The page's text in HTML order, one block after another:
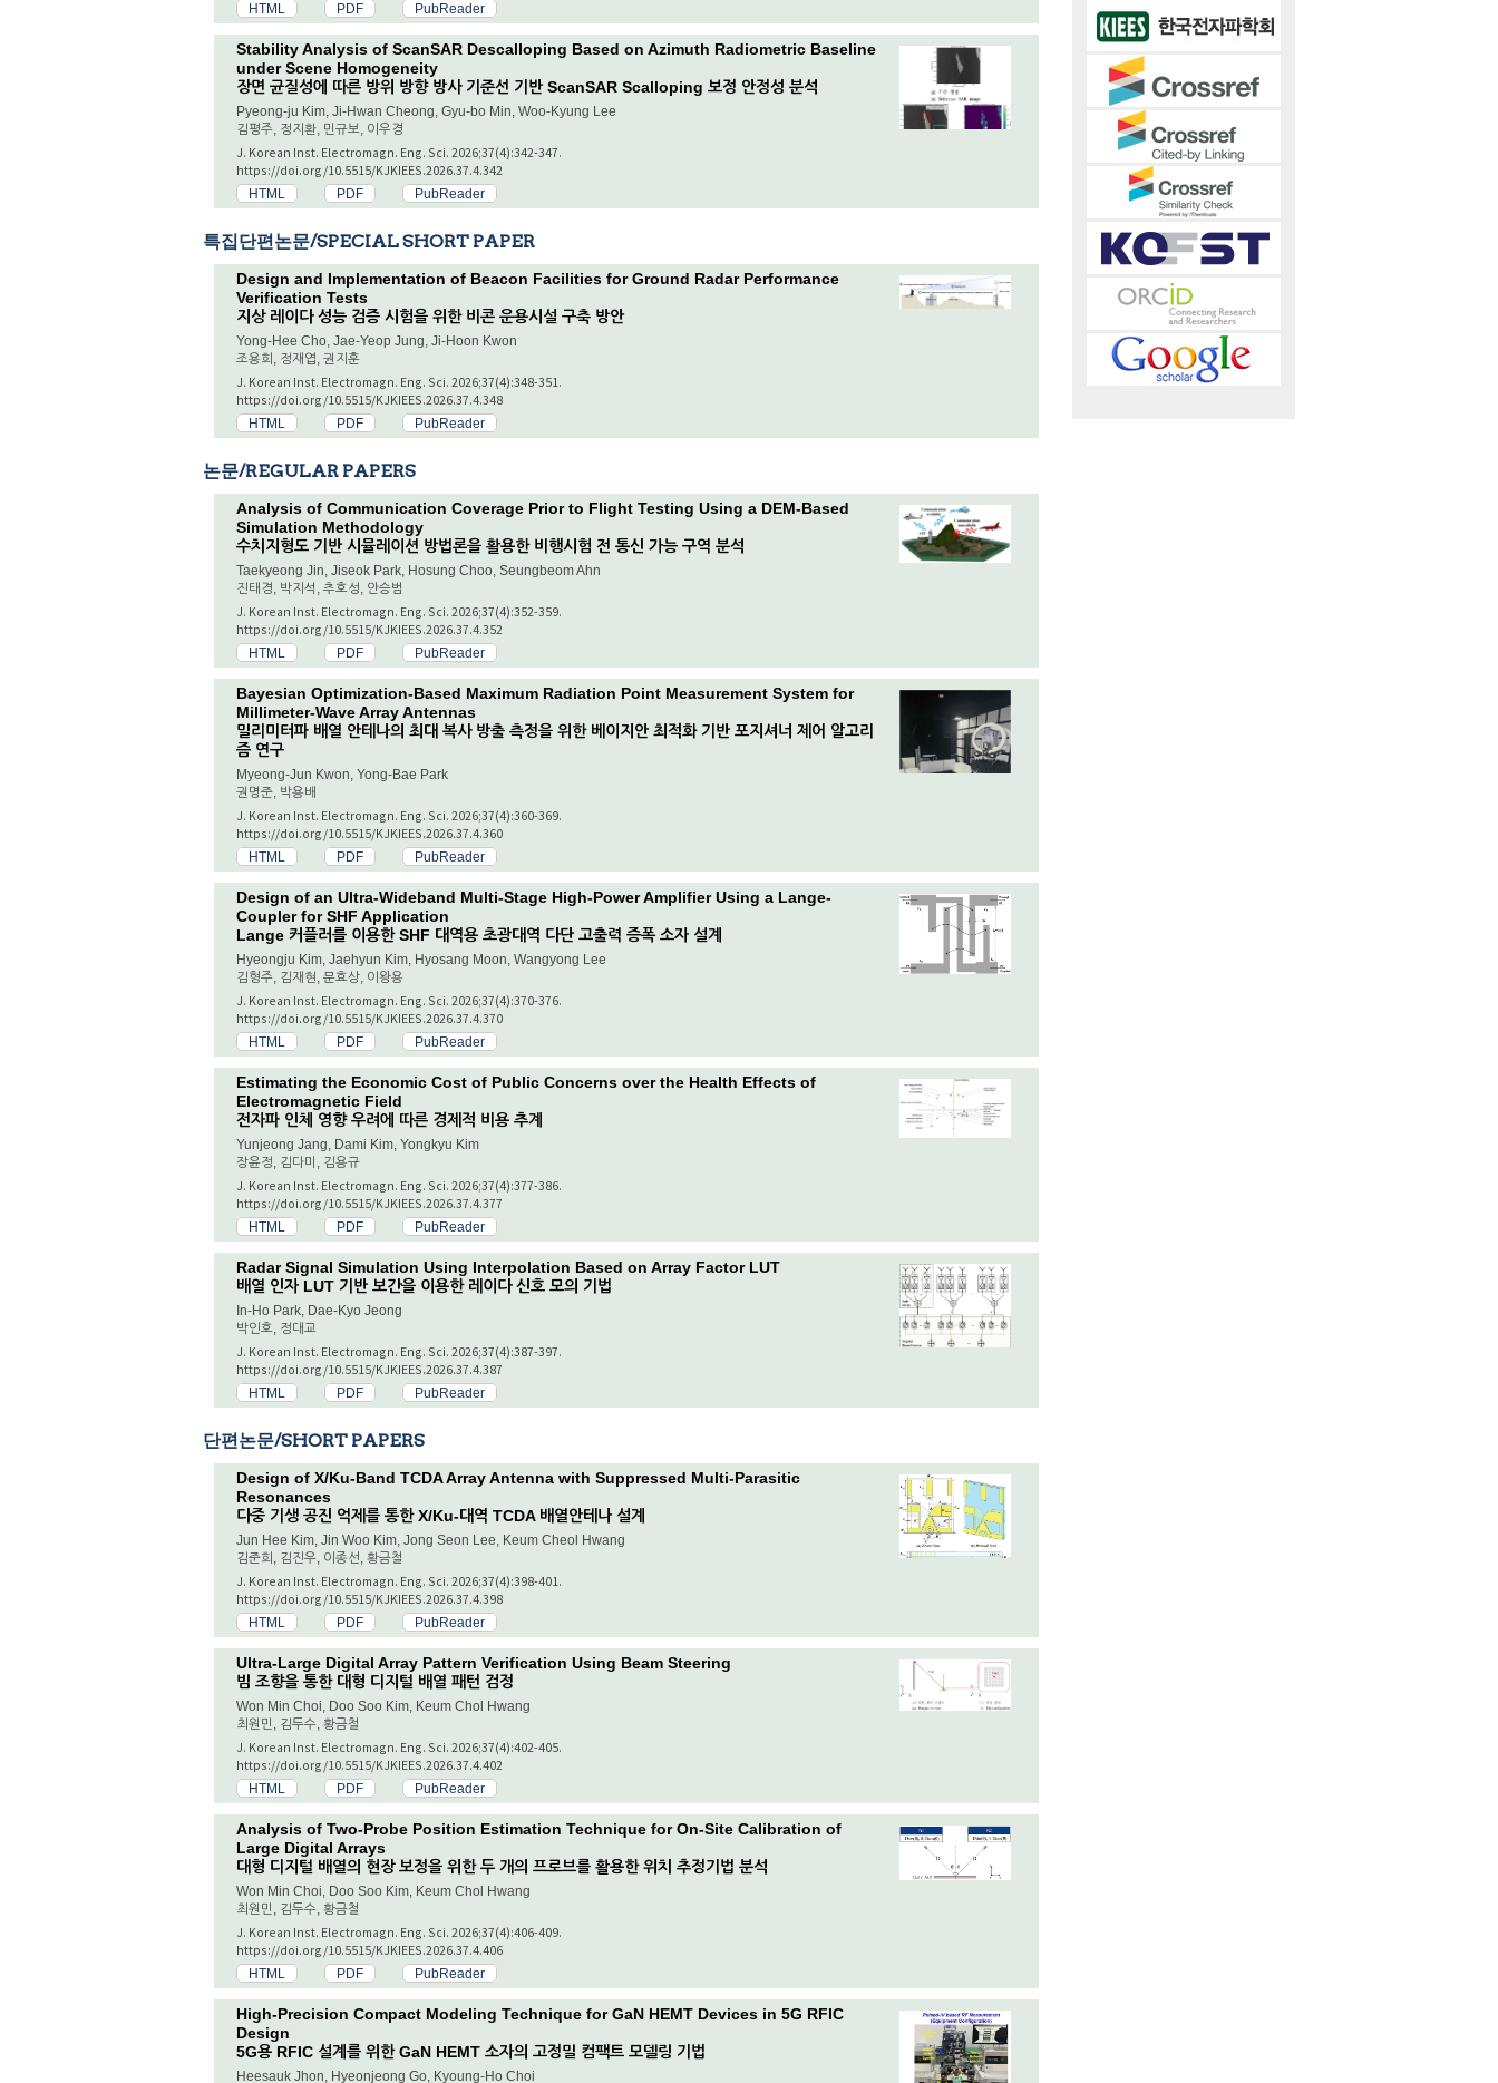
HTML PDF PubReader
Stability Analysis of ScanSAR Descalloping Based on Azimuth Radiometric Baseline
under Scene Homogeneity
장면 균질성에 따른 방위 방향 방사 기준선 기반 ScanSAR Scalloping 보정 안정성 분석
Pyeong-ju Kim, Ji-Hwan Cheong, Gyu-bo Min, Woo-Kyung Lee
김평주, 정지환, 민규보, 이우경
J. Korean Inst. Electromagn. Eng. Sci. 2026;37(4):342-347.
https://doi.org/10.5515/KJKIEES.2026.37.4.342
HTML PDF PubReader
특집단편논문/SPECIAL SHORT PAPER
Design and Implementation of Beacon Facilities for Ground Radar Performance
Verification Tests
지상 레이다 성능 검증 시험을 위한 비콘 운용시설 구축 방안
Yong-Hee Cho, Jae-Yeop Jung, Ji-Hoon Kwon
조용희, 정재엽, 권지훈
J. Korean Inst. Electromagn. Eng. Sci. 2026;37(4):348-351.
https://doi.org/10.5515/KJKIEES.2026.37.4.348
HTML PDF PubReader
논문/REGULAR PAPERS
Analysis of Communication Coverage Prior to Flight Testing Using a DEM-Based
Simulation Methodology
수치지형도 기반 시뮬레이션 방법론을 활용한 비행시험 전 통신 가능 구역 분석
Taekyeong Jin, Jiseok Park, Hosung Choo, Seungbeom Ahn
진태경, 박지석, 추호성, 안승범
J. Korean Inst. Electromagn. Eng. Sci. 2026;37(4):352-359.
https://doi.org/10.5515/KJKIEES.2026.37.4.352
HTML PDF PubReader
Bayesian Optimization-Based Maximum Radiation Point Measurement System for
Millimeter-Wave Array Antennas
밀리미터파 배열 안테나의 최대 복사 방출 측정을 위한 베이지안 최적화 기반 포지셔너 제어 알고리
즘 연구
Myeong-Jun Kwon, Yong-Bae Park
권명준, 박용배
J. Korean Inst. Electromagn. Eng. Sci. 2026;37(4):360-369.
https://doi.org/10.5515/KJKIEES.2026.37.4.360
HTML PDF PubReader
Design of an Ultra-Wideband Multi-Stage High-Power Amplifier Using a Lange-
Coupler for SHF Application
Lange 커플러를 이용한 SHF 대역용 초광대역 다단 고출력 증폭 소자 설계
Hyeongju Kim, Jaehyun Kim, Hyosang Moon, Wangyong Lee
김형주, 김재현, 문효상, 이왕용
J. Korean Inst. Electromagn. Eng. Sci. 2026;37(4):370-376.
https://doi.org/10.5515/KJKIEES.2026.37.4.370
HTML PDF PubReader
Estimating the Economic Cost of Public Concerns over the Health Effects of
Electromagnetic Field
전자파 인체 영향 우려에 따른 경제적 비용 추계
Yunjeong Jang, Dami Kim, Yongkyu Kim
장윤정, 김다미, 김용규
J. Korean Inst. Electromagn. Eng. Sci. 2026;37(4):377-386.
https://doi.org/10.5515/KJKIEES.2026.37.4.377
HTML PDF PubReader
Radar Signal Simulation Using Interpolation Based on Array Factor LUT
배열 인자 LUT 기반 보간을 이용한 레이다 신호 모의 기법
In-Ho Park, Dae-Kyo Jeong
박인호, 정대교
J. Korean Inst. Electromagn. Eng. Sci. 2026;37(4):387-397.
https://doi.org/10.5515/KJKIEES.2026.37.4.387
HTML PDF PubReader
단편논문/SHORT PAPERS
Design of X/Ku-Band TCDA Array Antenna with Suppressed Multi-Parasitic
Resonances
다중 기생 공진 억제를 통한 X/Ku-대역 TCDA 배열안테나 설계
Jun Hee Kim, Jin Woo Kim, Jong Seon Lee, Keum Cheol Hwang
김준희, 김진우, 이종선, 황금철
J. Korean Inst. Electromagn. Eng. Sci. 2026;37(4):398-401.
https://doi.org/10.5515/KJKIEES.2026.37.4.398
HTML PDF PubReader
Ultra-Large Digital Array Pattern Verification Using Beam Steering
빔 조향을 통한 대형 디지털 배열 패턴 검정
Won Min Choi, Doo Soo Kim, Keum Chol Hwang
최원민, 김두수, 황금철
J. Korean Inst. Electromagn. Eng. Sci. 2026;37(4):402-405.
https://doi.org/10.5515/KJKIEES.2026.37.4.402
HTML PDF PubReader
Analysis of Two-Probe Position Estimation Technique for On-Site Calibration of
Large Digital Arrays
대형 디지털 배열의 현장 보정을 위한 두 개의 프로브를 활용한 위치 추정기법 분석
Won Min Choi, Doo Soo Kim, Keum Chol Hwang
최원민, 김두수, 황금철
J. Korean Inst. Electromagn. Eng. Sci. 2026;37(4):406-409.
https://doi.org/10.5515/KJKIEES.2026.37.4.406
HTML PDF PubReader
High-Precision Compact Modeling Technique for GaN HEMT Devices in 5G RFIC
Design
5G용 RFIC 설계를 위한 GaN HEMT 소자의 고정밀 컴팩트 모델링 기법
Heesauk Jhon, Hyeonjeong Go, Kyoung-Ho Choi